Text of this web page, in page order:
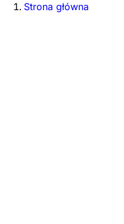
Strona główna